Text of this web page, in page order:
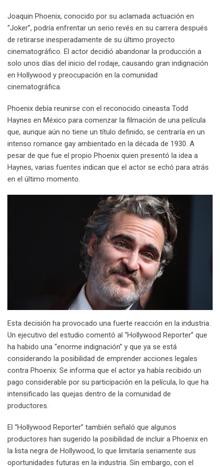
Joaquin Phoenix, conocido por su aclamada actuación en
“Joker”, podría enfrentar un serio revés en su carrera después
de retirarse inesperadamente de su último proyecto
cinematográfico. El actor decidió abandonar la producción a
solo unos días del inicio del rodaje, causando gran indignación
en Hollywood y preocupación en la comunidad
cinematográfica.
Phoenix debía reunirse con el reconocido cineasta Todd
Haynes en México para comenzar la filmación de una película
que, aunque aún no tiene un título definido, se centraría en un
intenso romance gay ambientado en la década de 1930. A
pesar de que fue el propio Phoenix quien presentó la idea a
Haynes, varias fuentes indican que el actor se echó para atrás
en el último momento.
Esta decisión ha provocado una fuerte reacción en la industria.
Un ejecutivo del estudio comentó al “Hollywood Reporter” que
ha habido una “enorme indignación” y que ya se está
considerando la posibilidad de emprender acciones legales
contra Phoenix. Se informa que el actor ya había recibido un
pago considerable por su participación en la película, lo que ha
intensificado las quejas dentro de la comunidad de
productores.
El “Hollywood Reporter” también señaló que algunos
productores han sugerido la posibilidad de incluir a Phoenix en
la lista negra de Hollywood, lo que limitaría seriamente sus
oportunidades futuras en la industria. Sin embargo, con el